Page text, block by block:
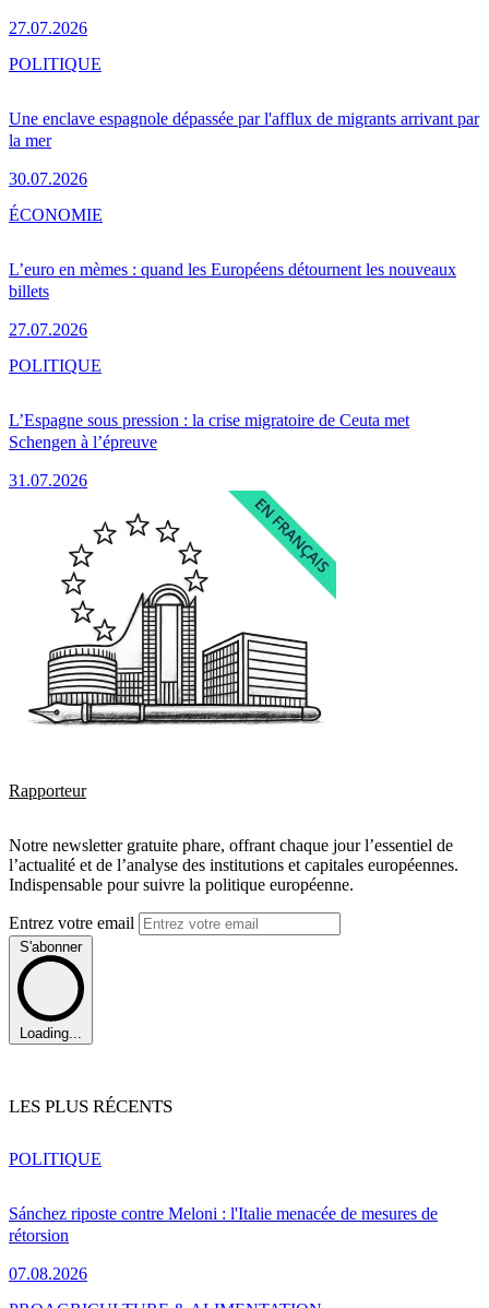
27.07.2026
Une enclave espagnole dépassée par l'afflux de migrants arrivant par
la mer
30.07.2026
POLITIQUE
L’euro en mèmes : quand les Européens détournent les nouveaux
billets
27.07.2026
ÉCONOMIE
L’Espagne sous pression : la crise migratoire de Ceuta met
Schengen à l’épreuve
31.07.2026
POLITIQUE
Rapporteur
Notre newsletter gratuite phare, offrant chaque jour l’essentiel de
l’actualité et de l’analyse des institutions et capitales européennes.
Indispensable pour suivre la politique européenne.
Entrez votre email
S'abonner
Loading...
LES PLUS RÉCENTS
Sánchez riposte contre Meloni : l'Italie menacée de mesures de
rétorsion
07.08.2026
POLITIQUE